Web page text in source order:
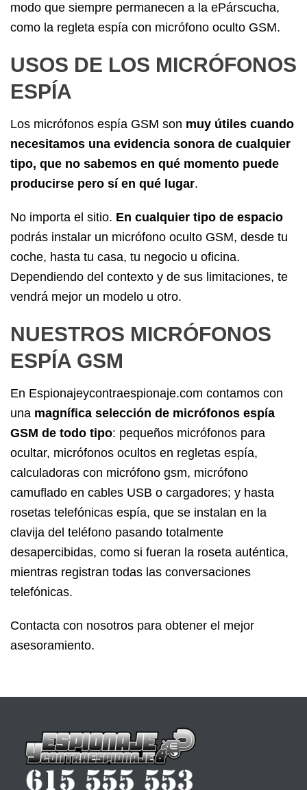
modo que siempre permanecen a la ePárscucha,
como la regleta espía con micrófono oculto GSM.
USOS DE LOS MICRÓFONOS
ESPÍA
Los micrófonos espía GSM son muy útiles cuando
necesitamos una evidencia sonora de cualquier
tipo, que no sabemos en qué momento puede
producirse pero sí en qué lugar.
No importa el sitio. En cualquier tipo de espacio
podrás instalar un micrófono oculto GSM, desde tu
coche, hasta tu casa, tu negocio u oficina.
Dependiendo del contexto y de sus limitaciones, te
vendrá mejor un modelo u otro.
NUESTROS MICRÓFONOS
ESPÍA GSM
En Espionajeycontraespionaje.com contamos con
una magnífica selección de micrófonos espía
GSM de todo tipo: pequeños micrófonos para
ocultar, micrófonos ocultos en regletas espía,
calculadoras con micrófono gsm, micrófono
camuflado en cables USB o cargadores; y hasta
rosetas telefónicas espía, que se instalan en la
clavija del teléfono pasando totalmente
desapercibidas, como si fueran la roseta auténtica,
mientras registran todas las conversaciones
telefónicas.
Contacta con nosotros para obtener el mejor
asesoramiento.